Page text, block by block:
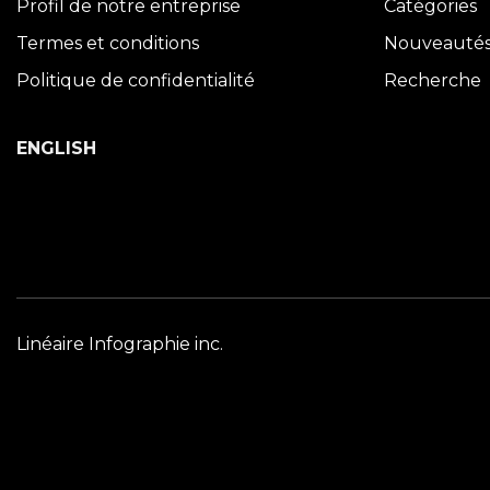
Profil de notre entreprise
Termes et conditions
Politique de confidentialité
Catégories
Recherche
ENGLISH
Linéaire Infographie inc.